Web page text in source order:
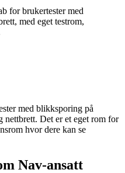
for brukertester med
med eget testrom,
med blikksporing på
nettbrett. Det er et eget rom for
hvor dere kan se
Nav-ansatt